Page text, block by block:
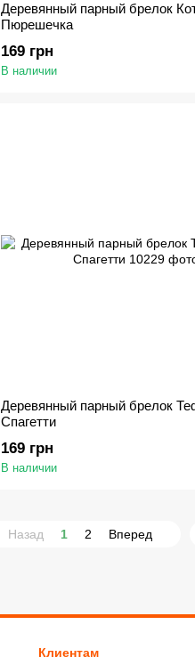
Деревянный парный брелок
Пюрешечка
169 грн
В наличии
Деревянный парный брелок
Спагетти
169 грн
В наличии
Назад 1 2 Вперед
Клиентам